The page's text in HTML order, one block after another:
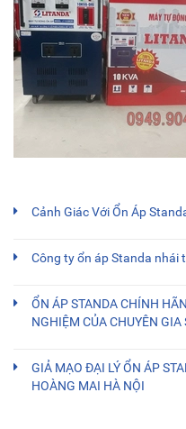
Cảnh Giác Với Ổn Áp
Công ty ổn áp Standa nhái
ỔN ÁP STANDA CHÍNH
NGHIỆM CỦA CHUYÊN GIA
GIẢ MẠO ĐẠI LÝ ỔN ÁP
HOÀNG MAI HÀ NỘI